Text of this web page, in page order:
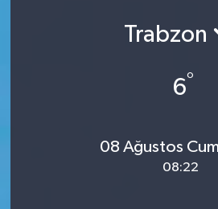
Trabzon
6°
08 Ağustos
08:22